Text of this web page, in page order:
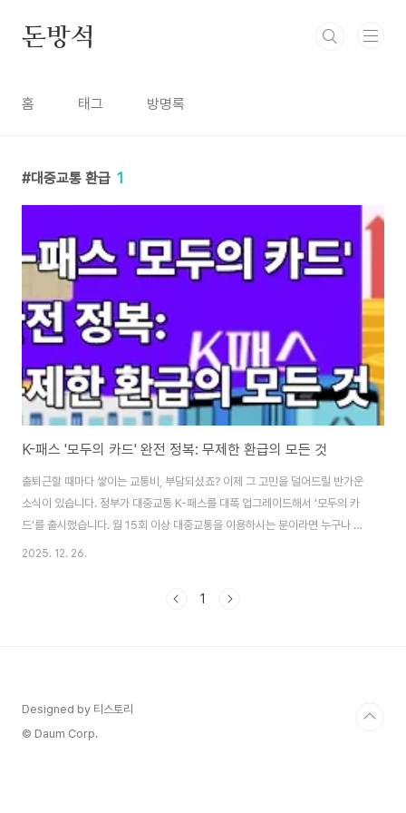
돈방석
홈 태그 방명록
대중교통 환급 1
K-패스 '모두의 카드' 완전 정복: 무제한 환급의 모든 것
출퇴근할 때마다 쌓이는 교통비, 부담되셨죠? 이제 그 고민을 덜어드릴 반가운
소식이 있습니다. 정부가 대중교통 K-패스를 대폭 업그레이드해서 '모두의 카
드'를 출시했습니다. 월 15회 이상 대중교통을 이용하시는 분이라면 누구나 교
통비 환급 혜택을 받을 수 있는데요, 특히 일정 금액을 넘으면 초과분을 전액 돌
씩 알려드리겠습니다. 부제: K-패스 모두의 카드로 교통비 무제한 환급받는 법
2025. 12. 26.
1
Designed by 티스토리
© Daum Corp.